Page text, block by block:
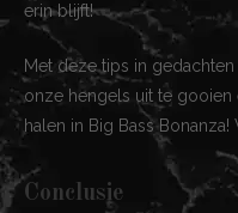
erin blijft!
Met deze tips in
onze hengels uit te gooien
halen in Big Bass Bonanza!
Conclusie